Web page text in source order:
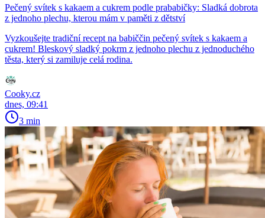
Pečený svítek s kakaem a cukrem podle prababičky: Sladká dobrota
z jednoho plechu, kterou mám v paměti z dětství
Vyzkoušejte tradiční recept na babiččin pečený svítek s kakaem a
cukrem! Bleskový sladký pokrm z jednoho plechu z jednoduchého
těsta, který si zamiluje celá rodina.
Cooky.cz
dnes, 09:41
3 min